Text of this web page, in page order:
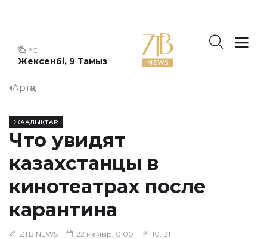
Жексенбі, 9 Тамыз
°C
Артқа
ЖАҢАЛЫҚТАР
Что увидят
казахстанцы в
кинотеатрах после
карантина
ZTB NEWS 22 мамыр, 0:00 10,131